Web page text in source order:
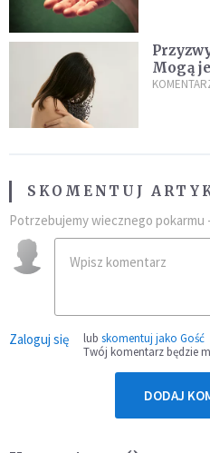
Mogą
SKOMENTUJ
Potrzebujemy wiecznego pokarmu
Zaloguj się lub skomentuj jako Gość
Twój komentarz będzie
DODAJ